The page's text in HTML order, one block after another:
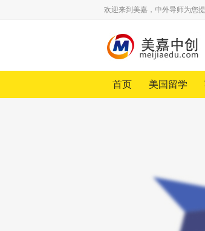
欢迎来到美嘉，中外导师为您
首页 美国留学